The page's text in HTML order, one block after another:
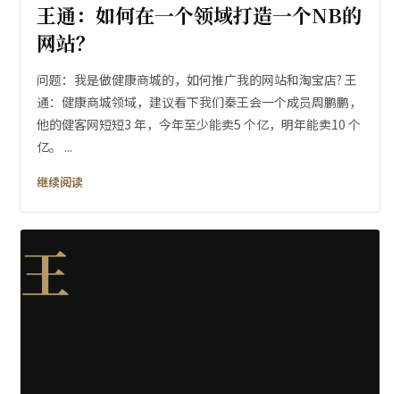
王通：如何在一个领域打造一个NB的
网站？
问题：我是做健康商城的，如何推广我的网站和淘宝店? 王
通：健康商城领域，建议看下我们秦王会一个成员周鹏鹏，
他的健客网短短3 年，今年至少能卖5 个亿，明年能卖10 个
亿。 ...
继续阅读
王